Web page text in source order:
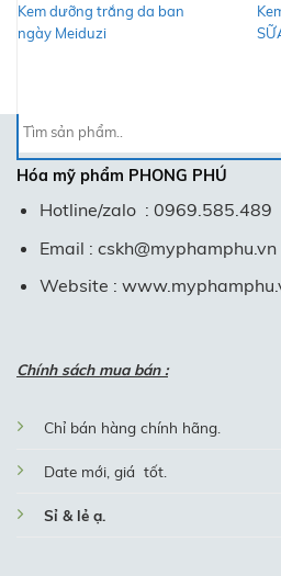
Kem dưỡng trắng da ban
ngày Meiduzi
Tìm
kiếm:
Hóa mỹ phẩm PHONG PHÚ
Hotline/zalo : 0969.585.489
Email : cskh@myphamphu.vn
Website :
Chính sách mua bán :
Chỉ bán hàng chính hãng.
Date mới, giá tốt.
Sỉ & lẻ ạ.